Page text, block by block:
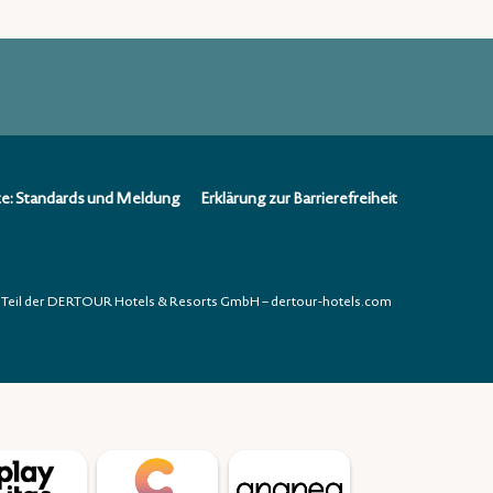
Standards und Meldung Erklärung zur Barrierefreiheit
Teil der DERTOUR Hotels & Resorts GmbH – dertour-hotels.com